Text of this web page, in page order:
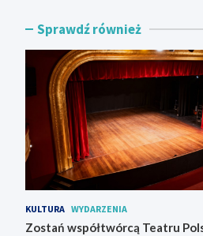
Sprawdź również
KULTURA WYDARZENIA
Zostań współtwórcą Teatru